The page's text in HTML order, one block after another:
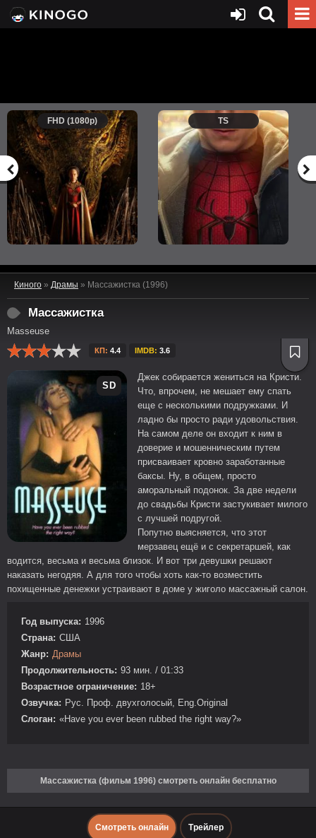
FHD (1080p) TS
Киного » Драмы » Массажистка (1996)
Массажистка
Masseuse
КП: 4.4 IMDB: 3.6
SD
Джек собирается жениться на Кристи.
Что, впрочем, не мешает ему спать
еще с несколькими подружками. И
ладно бы просто ради удовольствия.
На самом деле он входит к ним в
доверие и мошенническим путем
присваивает кровно заработанные
баксы. Ну, в общем, просто
аморальный подонок. За две недели
до свадьбы Кристи застукивает милого
с лучшей подругой.
Попутно выясняется, что этот
мерзавец ещё и с секретаршей, как
водится, весьма и весьма близок. И вот три девушки решают
наказать негодяя. А для того чтобы хоть как-то возместить
похищенные денежки устраивают в доме у жиголо массажный салон.
Год выпуска: 1996
Страна: США
Жанр: Драмы
Продолжительность: 93 мин. / 01:33
Возрастное ограничение: 18+
Озвучка: Рус. Проф. двухголосый, Eng.Original
Слоган: «Have you ever been rubbed the right way?»
Массажистка (фильм 1996) смотреть онлайн бесплатно
Смотреть онлайн Трейлер